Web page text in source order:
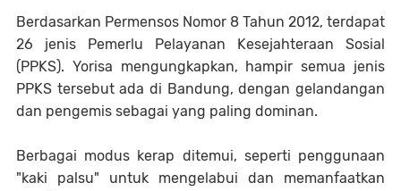
Berdasarkan Permensos Nomor 8 Tahun 2012, terdapat
26 jenis Pemerlu Pelayanan Kesejahteraan Sosial
(PPKS). Yorisa mengungkapkan, hampir semua jenis
PPKS tersebut ada di Bandung, dengan gelandangan
dan pengemis sebagai yang paling dominan.
Berbagai modus kerap ditemui, seperti penggunaan
"kaki palsu" untuk mengelabui dan memanfaatkan